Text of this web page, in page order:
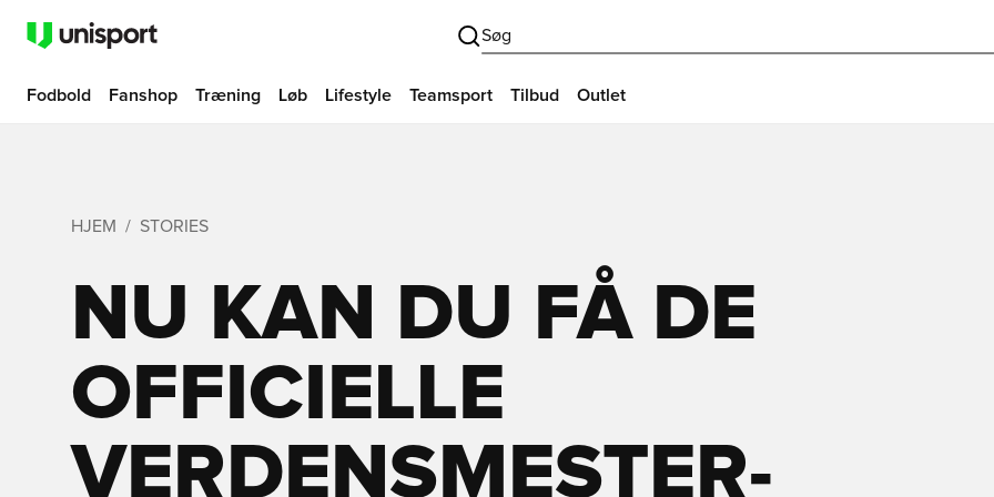
Søg
Fodbold Fanshop Træning Løb Lifestyle Teamsport Tilbud Outlet
HJEM STORIES
NU KAN DU FÅ DE
OFFICIELLE
VERDENSMESTER-